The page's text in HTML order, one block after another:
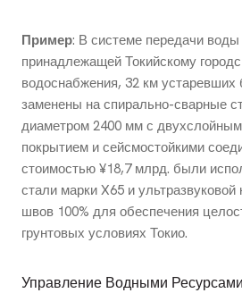
Пример: В системе передачи воды
принадлежащей Токийскому
водоснабжения, 32 км
заменены на спирально-сварные
диаметром 2400 мм с
покрытием и сейсмостойкими
стоимостью ¥18,7 млрд. были
стали марки X65 и
швов 100% для обеспечения
грунтовых условиях Токио.
Управление Водными